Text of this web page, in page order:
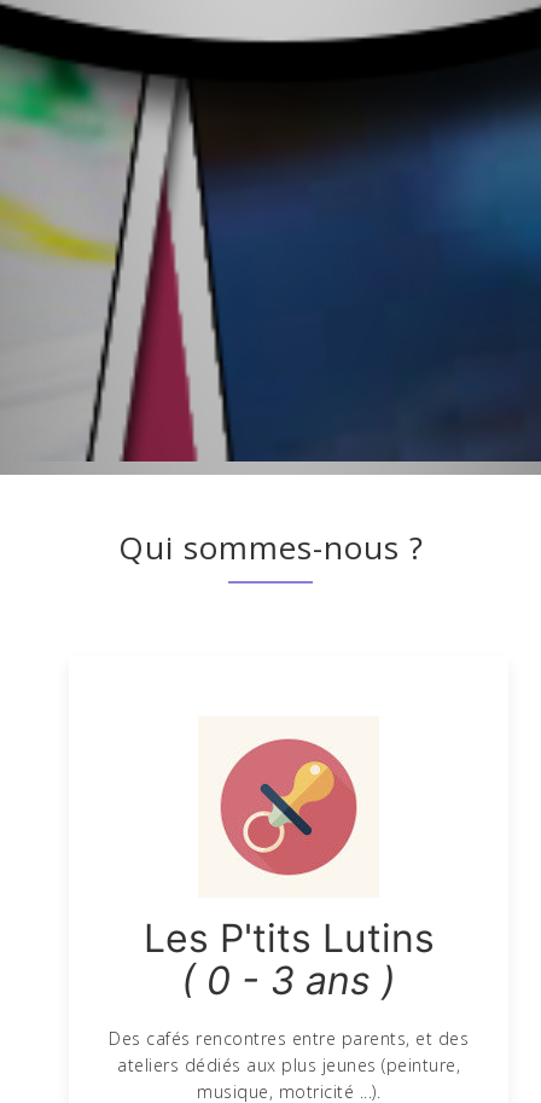
Qui sommes-nous ?
Les P'tits Lutins
( 0 - 3 ans )
Des cafés rencontres entre parents, et des
ateliers dédiés aux plus jeunes (peinture,
musique, motricité ...).